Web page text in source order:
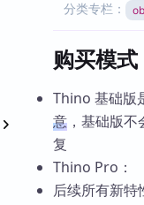
分类专栏：
购买模式
Thino 基础版
意 ，基础版
复
Thino Pro：
后续所有新